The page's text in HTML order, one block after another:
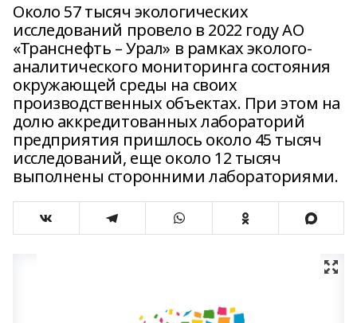
Около 57 тысяч экологических
исследований провело в 2022 году АО
«Транснефть – Урал» в рамках эколого-
аналитического мониторинга состояния
окружающей среды на своих
производственных объектах. При этом на
долю аккредитованных лабораторий
предприятия пришлось около 45 тысяч
исследований, еще около 12 тысяч
выполнены сторонними лабораториями.